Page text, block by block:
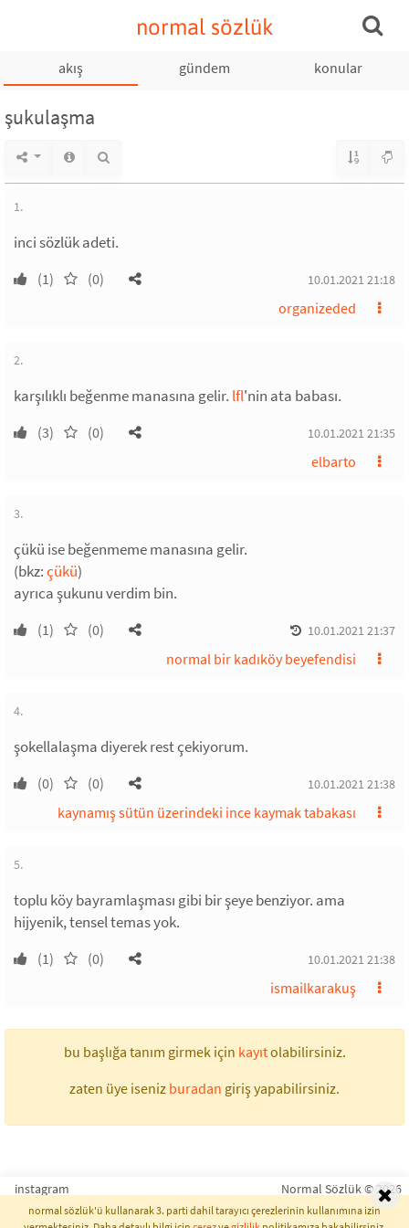
normal sözlük
akış gündem konular
şukulaşma
1.
inci sözlük adeti.
(1) (0) 10.01.2021 21:18
organizeded
2.
karşılıklı beğenme manasına gelir. lfl'nin ata babası.
(3) (0) 10.01.2021 21:35
elbarto
3.
çükü ise beğenmeme manasına gelir.
(bkz:çükü)
ayrıca şukunu verdim bin.
(1) (0) 10.01.2021 21:37
normal bir kadıköy beyefendisi
4.
şokellalaşma diyerek rest çekiyorum.
(0) (0) 10.01.2021 21:38
kaynamış sütün üzerindeki ince kaymak tabakası
5.
toplu köy bayramlaşması gibi bir şeye benziyor. ama
hijyenik, tensel temas yok.
(1) (0) 10.01.2021 21:38
ismailkarakuş
bu başlığa tanım girmek için kayıtolabilirsiniz.
zaten üye iseniz buradan giriş yapabilirsiniz.
instagram Normal Sözlük © 2026
normal sözlük'ü kullanarak 3. parti dahil tarayıcı çerezlerinin kullanımına izin